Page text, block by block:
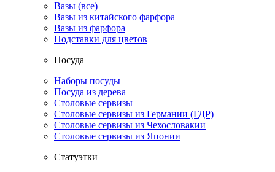
Вазы (все)
Вазы из китайского фарфора
Вазы из фарфора
Подставки для цветов
Посуда
Наборы посуды
Посуда из дерева
Столовые сервизы
Столовые сервизы из Германии (ГДР)
Столовые сервизы из Чехословакии
Столовые сервизы из Японии
Статуэтки